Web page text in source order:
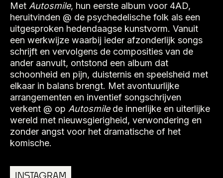
Met Autosmile, hun eerste album voor 4AD,
heruitvinden @ de psychedelische folk als een
uitgesproken hedendaagse kunstvorm. Vanuit
een werkwijze waarbij ieder afzonderlijk songs
schrijft en vervolgens de composities van de
ander aanvult, ontstond een album dat
schoonheid en pijn, duisternis en speelsheid met
elkaar in balans brengt. Met avontuurlijke
arrangementen en inventief songschrijven
verkent @ op Autosmilede innerlijke en uiterlijke
wereld met nieuwsgierigheid, verwondering en
zonder angst voor het dramatische of het
komische.
INSTAGRAM